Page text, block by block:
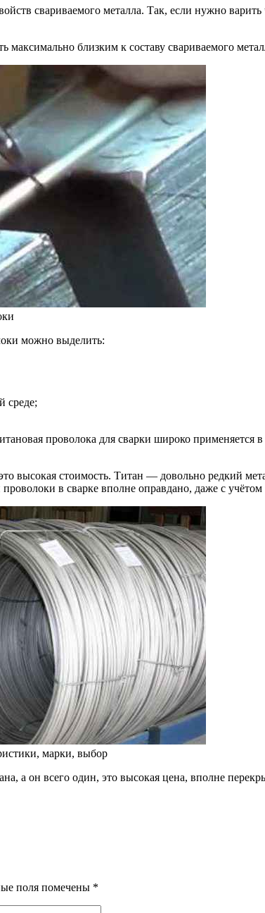
свариваемого металла. Так, если нужно
максимально близким к составу свариваемого
можно выделить:
среде;
проволока для сварки широко
высокая стоимость. Титан — довольно редкий
в сварке вполне оправдано, даже с
марки, выбор
а он всего один, это высокая цена, вполне
поля помечены *